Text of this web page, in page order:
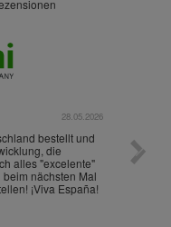
28.05.2026
bestellt und
die
alles "excelente"
nächsten Mal
¡Viva España!
Die
gut
ist